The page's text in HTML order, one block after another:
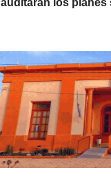
auditarán los planes